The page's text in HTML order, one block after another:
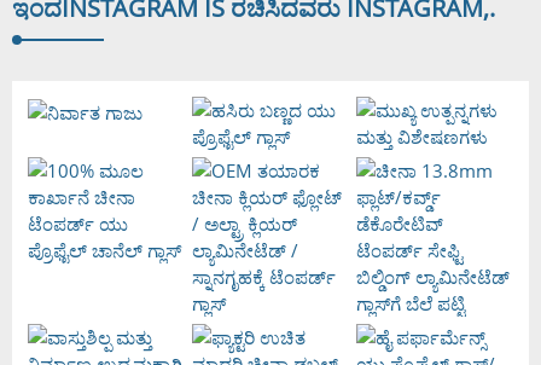
ಇಂದINSTAGRAM IS ರಚಿಸಿದವರು INSTAGRAM,.